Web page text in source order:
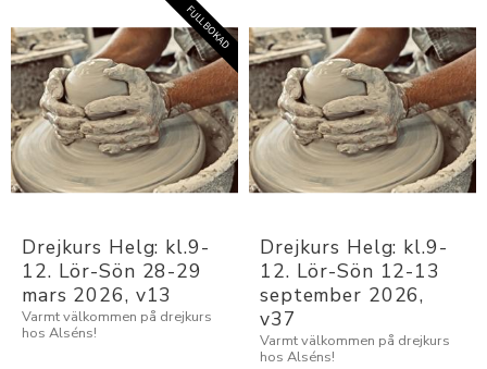
Drejkurs Helg: kl.9-
12. Lör-Sön 28-29
mars 2026, v13
Varmt välkommen på drejkurs
hos Alséns!
FULLBOKAD
Drejkurs Helg: kl.9-
12. Lör-Sön 12-13
september 2026,
v37
Varmt välkommen på drejkurs
hos Alséns!